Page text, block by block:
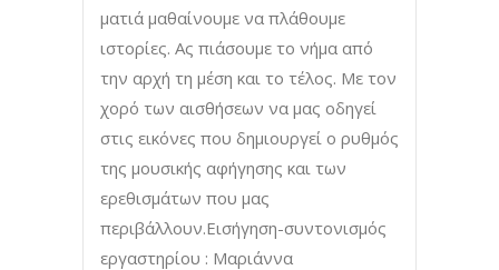
ματιά μαθαίνουμε να πλάθουμε
ιστορίες. Ας πιάσουμε το νήμα από
την αρχή τη μέση και το τέλος. Με τον
χορό των αισθήσεων να μας οδηγεί
στις εικόνες που δημιουργεί ο ρυθμός
της μουσικής αφήγησης και των
ερεθισμάτων που μας
περιβάλλουν.Εισήγηση-συντονισμός
εργαστηρίου : Μαριάννα